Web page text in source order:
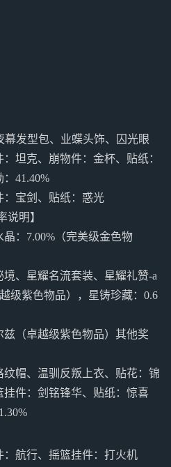
幕发型包、业蝶头饰、囚光眼
坦克、崩物件：金杯、贴纸：
41.40%
：宝剑、贴纸：惑光
说明】
：7.00%（完美级金色物
、星耀名流套装、星耀礼赞-a
级紫色物品），星铸珍藏：0.6
（卓越级紫色物品）其他奖
帽、温驯反叛上衣、贴花：锦
件：剑铭锋华、贴纸：惊喜
航行、摇篮挂件：打火机